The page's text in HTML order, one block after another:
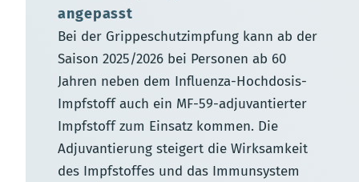
angepasst
Bei der Grippeschutzimpfung kann ab der
Saison 2025/2026 bei Personen ab 60
Jahren neben dem Influenza-Hochdosis-
Impfstoff auch ein MF-59-adjuvantierter
Impfstoff zum Einsatz kommen. Die
Adjuvantierung steigert die Wirksamkeit
des Impfstoffes und das Immunsystem